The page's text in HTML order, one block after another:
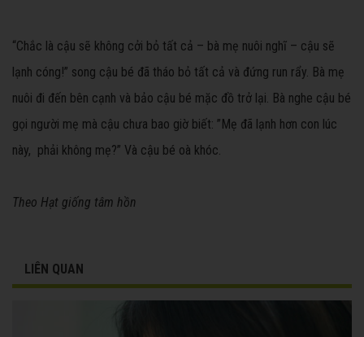
“Chắc là cậu sẽ không cởi bỏ tất cả – bà mẹ nuôi nghĩ – cậu sẽ
lạnh cóng!” song cậu bé đã tháo bỏ tất cả và đứng run rẩy. Bà mẹ
nuôi đi đến bên cạnh và bảo cậu bé mặc đồ trở lại. Bà nghe cậu bé
gọi người mẹ mà cậu chưa bao giờ biết: ”Mẹ đã lạnh hơn con lúc
này, phải không mẹ?” Và cậu bé oà khóc.
Theo Hạt giống tâm hồn
LIÊN QUAN